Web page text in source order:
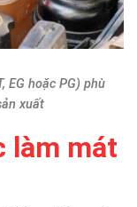
EG hoặc PG) phù
xuất
làm mát